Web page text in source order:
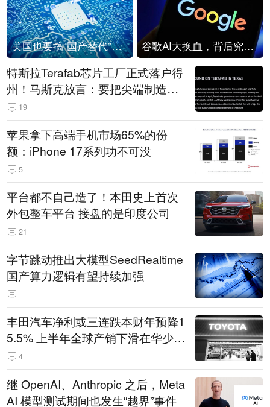
美国也要搞“国产替代”？先算清三笔账 谷歌AI大换血，背后究竟发生了什么？
特斯拉Terafab芯片工厂正式落户得
州！马斯克放言：要把尖端制造带
回美国
19
苹果拿下高端手机市场65%的份
额：iPhone 17系列功不可没
5
平台都不自己造了！本田史上首次
外包整车平台 接盘的是印度公司
21
字节跳动推出大模型SeedRealtime
国产算力逻辑有望持续加强
丰田汽车净利或三连跌本财年预降1
5.5% 上半年全球产销下滑在华少卖
14.3万辆
4
继 OpenAI、Anthropic 之后，Meta
AI 模型测试期间也发生“越界”事件